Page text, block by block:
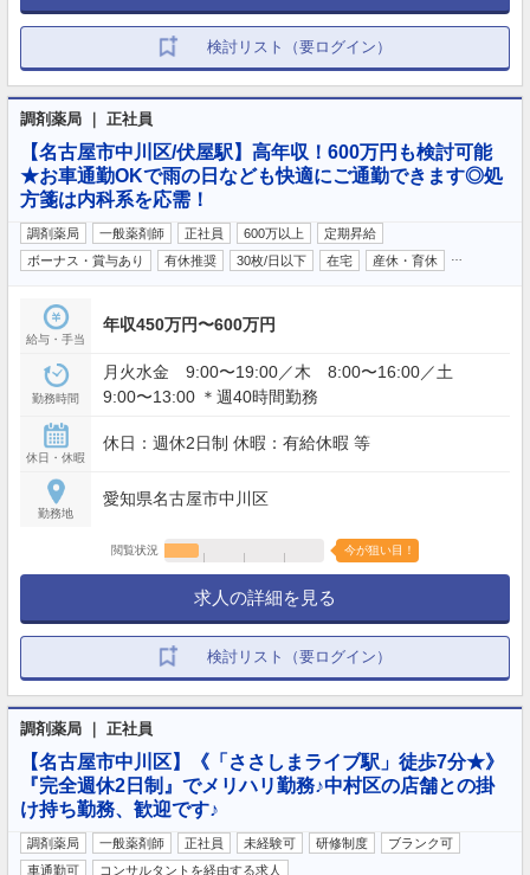
検討リスト（要ログイン）
調剤薬局 ｜ 正社員
【名古屋市中川区/伏屋駅】高年収！600万円も検討可能
★お車通勤OKで雨の日なども快適にご通勤できます◎処
方箋は内科系を応需！
調剤薬局 一般薬剤師 正社員 600万以上
定期昇給
ボーナス・賞与あり
有休推奨 30枚/日以下 在宅 産休・育休
給与・手当
年収450万円〜600万円
勤務時間
月火水金 9:00〜19:00／木 8:00〜16:00／土
9:00〜13:00 ＊週40時間勤務
休日・休暇
休日：週休2日制 休暇：有給休暇 等
勤務地
愛知県名古屋市中川区
閲覧状況 今が狙い目！
求人の詳細を見る
検討リスト（要ログイン）
調剤薬局 ｜ 正社員
【名古屋市中川区】《「ささしまライブ駅」徒歩7分★》
『完全週休2日制』でメリハリ勤務♪中村区の店舗との掛
け持ち勤務、歓迎です♪
調剤薬局 一般薬剤師 正社員 未経験可 研修制度
ブランク可
車通勤可
コンサルタントを経由する求人